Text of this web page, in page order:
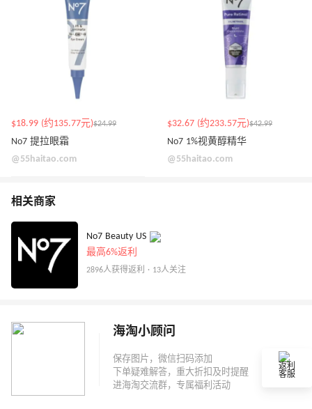
$18.99 (约135.77元)$24.99
No7 提拉眼霜
@55haitao.com
$32.67 (约233.57元)$42.99
No7 1%视黄醇精华
@55haitao.com
相关商家
No7 Beauty US
最高6%返利
2896人获得返利 · 13人关注
海淘小顾问
返利
客服